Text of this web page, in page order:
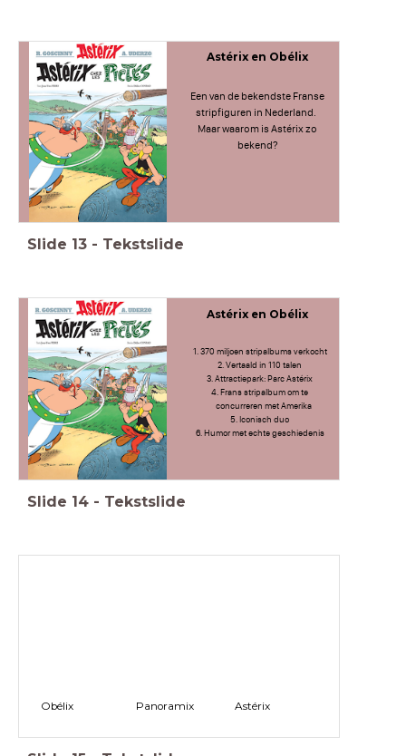
Astérix en Obélix
Een van de bekendste Franse
stripfiguren in Nederland.
Maar waarom is Astérix zo
bekend?
Slide 13 - Tekstslide
Astérix en Obélix
370 miljoen stripalbums verkocht
Vertaald in 110 talen
Attractiepark: Parc Astérix
Frans stripalbum om te
concurreren met Amerika
Iconisch duo
Humor met echte geschiedenis
Slide 14 - Tekstslide
Obélix Panoramix Astérix